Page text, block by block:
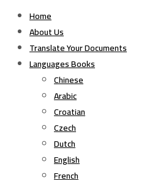
Home
About Us
Translate Your Documents
Languages Books
Chinese
Arabic
Croatian
Czech
Dutch
English
French